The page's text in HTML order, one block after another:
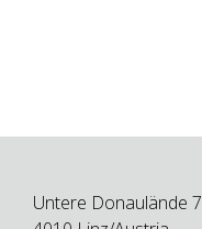
Untere Donaulände 7